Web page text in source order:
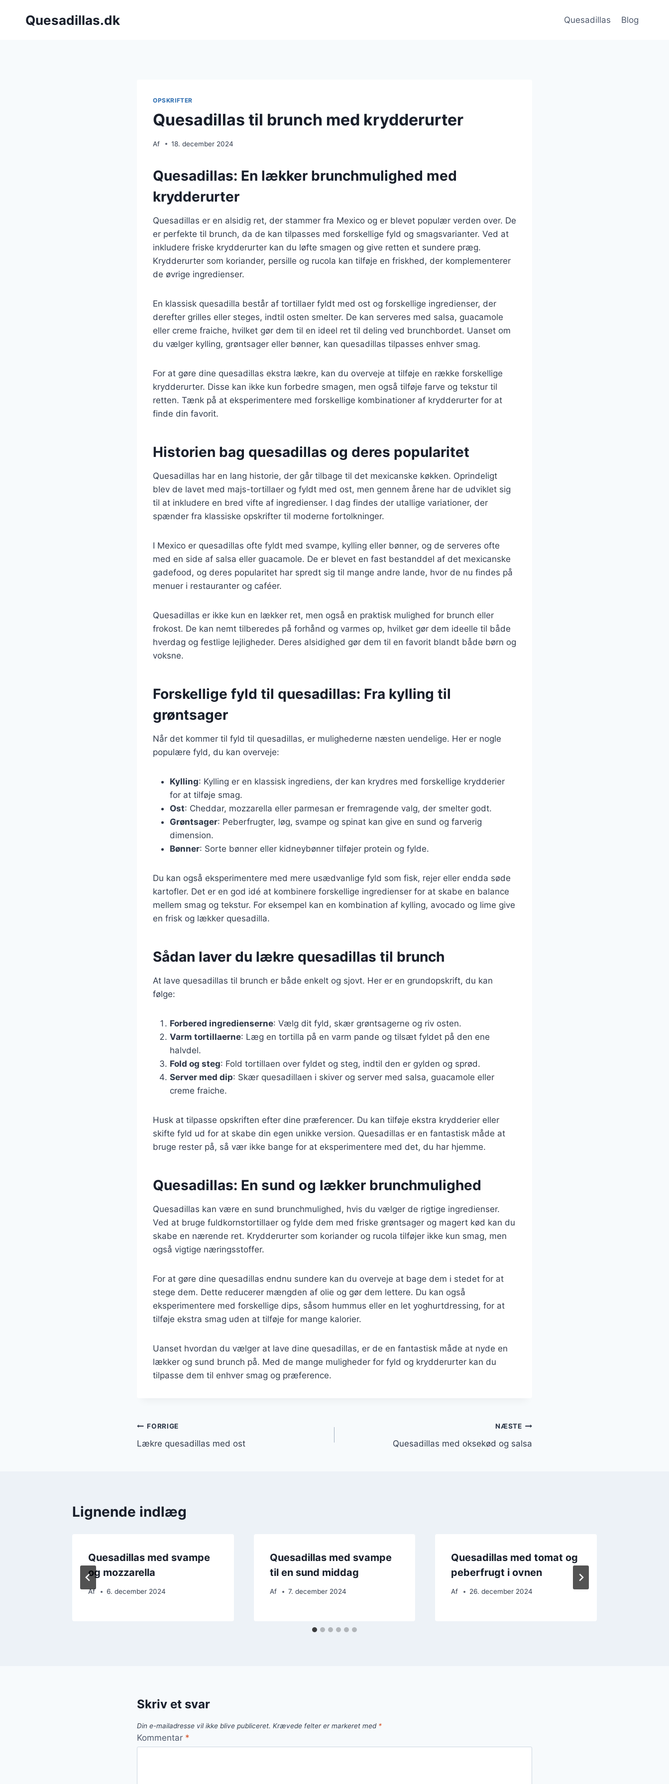
Quesadillas.dk Quesadillas Blog
OPSKRIFTER
Quesadillas til brunch med krydderurter
Af 18. december 2024
Quesadillas: En lækker brunchmulighed med
krydderurter
Quesadillas er en alsidig ret, der stammer fra Mexico og er blevet populær verden over. De
er perfekte til brunch, da de kan tilpasses med forskellige fyld og smagsvarianter. Ved at
inkludere friske krydderurter kan du løfte smagen og give retten et sundere præg.
Krydderurter som koriander, persille og rucola kan tilføje en friskhed, der komplementerer
de øvrige ingredienser.
En klassisk quesadilla består af tortillaer fyldt med ost og forskellige ingredienser, der
derefter grilles eller steges, indtil osten smelter. De kan serveres med salsa, guacamole
eller creme fraiche, hvilket gør dem til en ideel ret til deling ved brunchbordet. Uanset om
du vælger kylling, grøntsager eller bønner, kan quesadillas tilpasses enhver smag.
For at gøre dine quesadillas ekstra lækre, kan du overveje at tilføje en række forskellige
krydderurter. Disse kan ikke kun forbedre smagen, men også tilføje farve og tekstur til
retten. Tænk på at eksperimentere med forskellige kombinationer af krydderurter for at
finde din favorit.
Historien bag quesadillas og deres popularitet
Quesadillas har en lang historie, der går tilbage til det mexicanske køkken. Oprindeligt
blev de lavet med majs-tortillaer og fyldt med ost, men gennem årene har de udviklet sig
til at inkludere en bred vifte af ingredienser. I dag findes der utallige variationer, der
spænder fra klassiske opskrifter til moderne fortolkninger.
I Mexico er quesadillas ofte fyldt med svampe, kylling eller bønner, og de serveres ofte
med en side af salsa eller guacamole. De er blevet en fast bestanddel af det mexicanske
gadefood, og deres popularitet har spredt sig til mange andre lande, hvor de nu findes på
menuer i restauranter og caféer.
Quesadillas er ikke kun en lækker ret, men også en praktisk mulighed for brunch eller
frokost. De kan nemt tilberedes på forhånd og varmes op, hvilket gør dem ideelle til både
hverdag og festlige lejligheder. Deres alsidighed gør dem til en favorit blandt både børn og
voksne.
Forskellige fyld til quesadillas: Fra kylling til
grøntsager
Når det kommer til fyld til quesadillas, er mulighederne næsten uendelige. Her er nogle
populære fyld, du kan overveje:
Kylling: Kylling er en klassisk ingrediens, der kan krydres med forskellige krydderier
for at tilføje smag.
Ost: Cheddar, mozzarella eller parmesan er fremragende valg, der smelter godt.
Grøntsager: Peberfrugter, løg, svampe og spinat kan give en sund og farverig
dimension.
Bønner: Sorte bønner eller kidneybønner tilføjer protein og fylde.
Du kan også eksperimentere med mere usædvanlige fyld som fisk, rejer eller endda søde
kartofler. Det er en god idé at kombinere forskellige ingredienser for at skabe en balance
mellem smag og tekstur. For eksempel kan en kombination af kylling, avocado og lime give
en frisk og lækker quesadilla.
Sådan laver du lækre quesadillas til brunch
At lave quesadillas til brunch er både enkelt og sjovt. Her er en grundopskrift, du kan
følge:
Forbered ingredienserne: Vælg dit fyld, skær grøntsagerne og riv osten.
Varm tortillaerne: Læg en tortilla på en varm pande og tilsæt fyldet på den ene
halvdel.
Fold og steg: Fold tortillaen over fyldet og steg, indtil den er gylden og sprød.
Server med dip: Skær quesadillaen i skiver og server med salsa, guacamole eller
creme fraiche.
Husk at tilpasse opskriften efter dine præferencer. Du kan tilføje ekstra krydderier eller
skifte fyld ud for at skabe din egen unikke version. Quesadillas er en fantastisk måde at
bruge rester på, så vær ikke bange for at eksperimentere med det, du har hjemme.
Quesadillas: En sund og lækker brunchmulighed
Quesadillas kan være en sund brunchmulighed, hvis du vælger de rigtige ingredienser.
Ved at bruge fuldkornstortillaer og fylde dem med friske grøntsager og magert kød kan du
skabe en nærende ret. Krydderurter som koriander og rucola tilføjer ikke kun smag, men
også vigtige næringsstoffer.
For at gøre dine quesadillas endnu sundere kan du overveje at bage dem i stedet for at
stege dem. Dette reducerer mængden af olie og gør dem lettere. Du kan også
eksperimentere med forskellige dips, såsom hummus eller en let yoghurtdressing, for at
tilføje ekstra smag uden at tilføje for mange kalorier.
Uanset hvordan du vælger at lave dine quesadillas, er de en fantastisk måde at nyde en
lækker og sund brunch på. Med de mange muligheder for fyld og krydderurter kan du
tilpasse dem til enhver smag og præference.
Indlægsnavigation
FORRIGE
Lækre quesadillas med ost
NÆSTE
Quesadillas med oksekød og salsa
Lignende indlæg
Quesadillas med svampe
og mozzarella
Af 6. december 2024
Quesadillas med svampe
til en sund middag
Af 7. december 2024
Quesadillas med tomat og
peberfrugt i ovnen
Af 26. december 2024
Skriv et svar
Din e-mailadresse vil ikke blive publiceret. Krævede felter er markeret med *
Kommentar *